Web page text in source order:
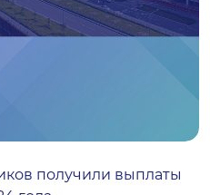
получили выплаты